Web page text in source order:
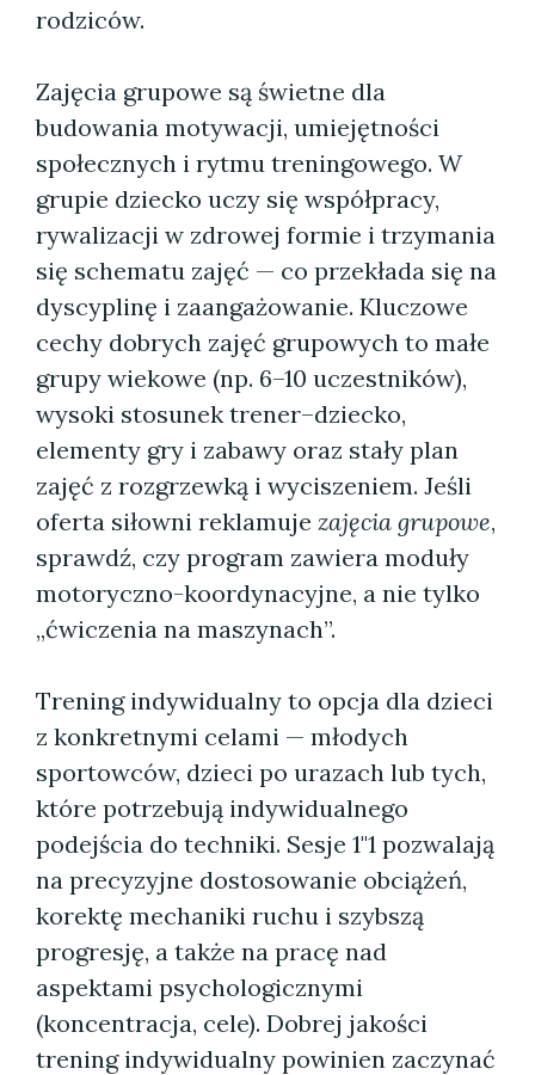
rodziców.
Zajęcia grupowe są świetne dla
budowania motywacji, umiejętności
społecznych i rytmu treningowego. W
grupie dziecko uczy się współpracy,
rywalizacji w zdrowej formie i trzymania
się schematu zajęć — co przekłada się na
dyscyplinę i zaangażowanie. Kluczowe
cechy dobrych zajęć grupowych to małe
grupy wiekowe (np. 6–10 uczestników),
wysoki stosunek trener–dziecko,
elementy gry i zabawy oraz stały plan
zajęć z rozgrzewką i wyciszeniem. Jeśli
oferta siłowni reklamuje zajęcia grupowe,
sprawdź, czy program zawiera moduły
motoryczno-koordynacyjne, a nie tylko
„ćwiczenia na maszynach”.
Trening indywidualny to opcja dla dzieci
z konkretnymi celami — młodych
sportowców, dzieci po urazach lub tych,
które potrzebują indywidualnego
podejścia do techniki. Sesje 1"1 pozwalają
na precyzyjne dostosowanie obciążeń,
korektę mechaniki ruchu i szybszą
progresję, a także na pracę nad
aspektami psychologicznymi
(koncentracja, cele). Dobrej jakości
trening indywidualny powinien zaczynać